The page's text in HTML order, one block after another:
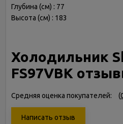
Глубина (см) : 77
Высота (см) : 183
Холодильник
FS97VBK
Средняя оценка покупателей: (
Написать отзыв